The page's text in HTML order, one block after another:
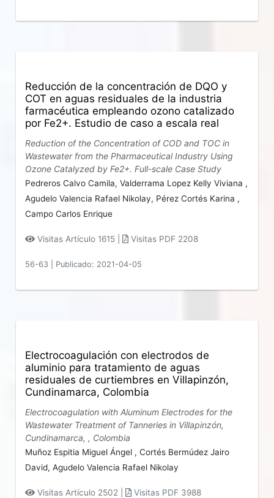
Reducción de la concentración de DQO y
COT en aguas residuales de la industria
farmacéutica empleando ozono catalizado
por Fe2+. Estudio de caso a escala real
Reduction of the Concentration of COD and TOC in
Wastewater from the Pharmaceutical Industry Using
Ozone Catalyzed by Fe2+. Full-scale Case Study
Pedreros Calvo Camila,Valderrama Lopez Kelly Viviana ,
Agudelo Valencia Rafael Nikolay, Pérez Cortés Karina ,
Campo Carlos Enrique
Visitas Artículo 1615 | Visitas PDF 2208
56-63 Publicado: 2021-04-05
Electrocoagulación con electrodos de
aluminio para tratamiento de aguas
residuales de curtiembres en Villapinzón,
Cundinamarca, Colombia
Electrocoagulation with Aluminum Electrodes for the
Wastewater Treatment of Tanneries in Villapinzón,
Cundinamarca, , Colombia
Muñoz Espitia Miguel Ángel ,Cortés Bermúdez Jairo
David,Agudelo Valencia Rafael Nikolay
Visitas Artículo 2502 | Visitas PDF 3988